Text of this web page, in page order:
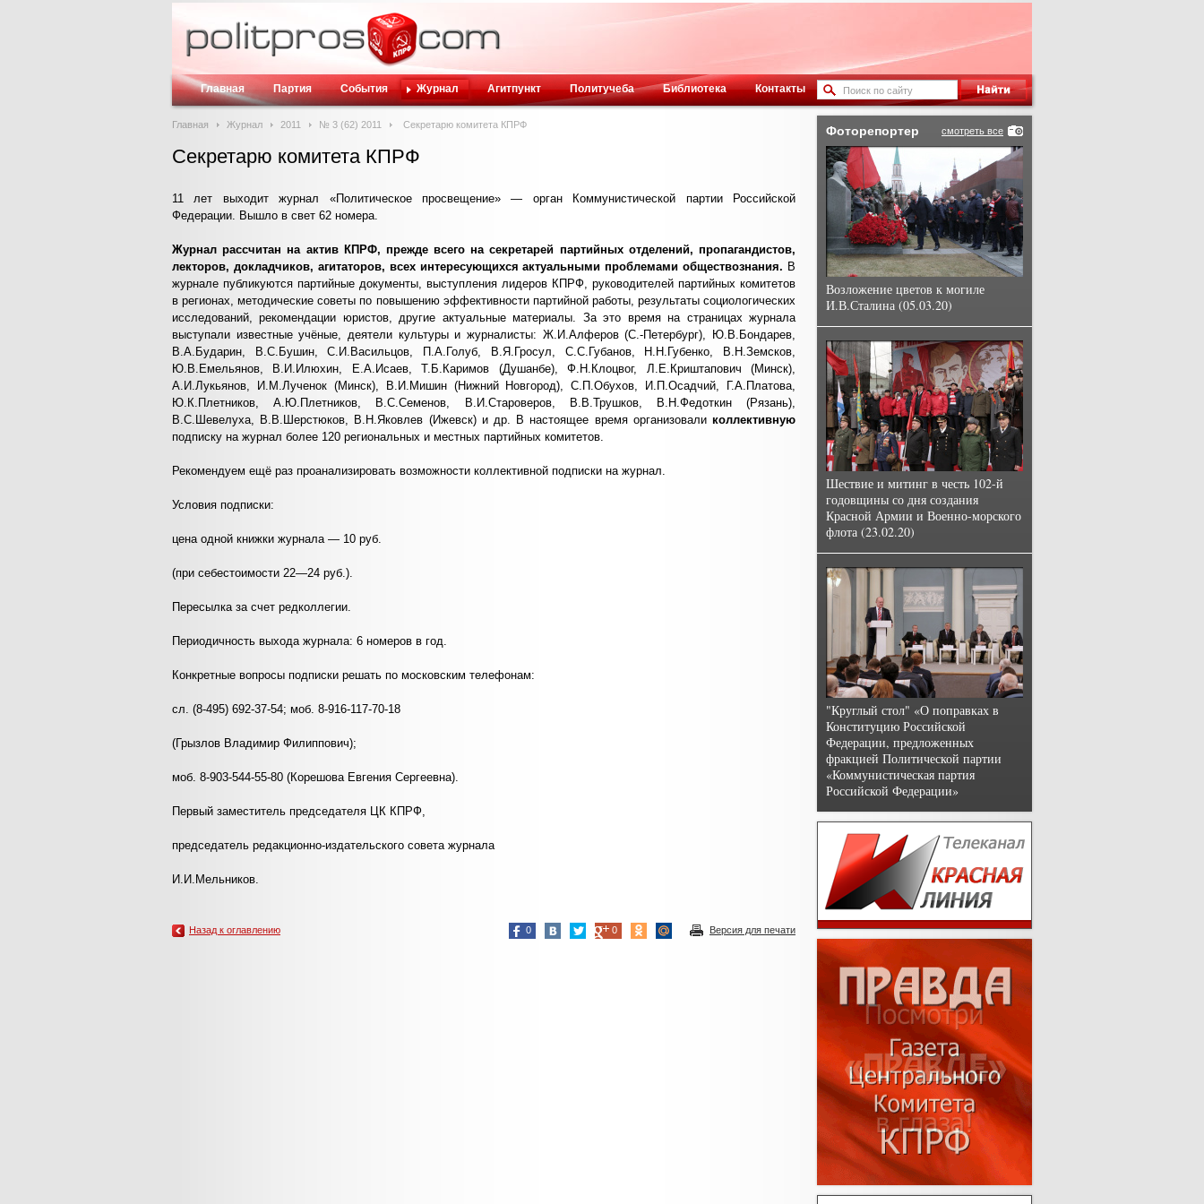
Главная Партия События Журнал Агитпункт Политучеба Библиотека Контакты
Главная Журнал 2011 № 3 (62) 2011 Секретарю комитета КПРФ
Секретарю комитета КПРФ
11 лет выходит журнал «Политическое просвещение» — орган Коммунистической партии Российской
Федерации. Вышло в свет 62 номера.
Журнал рассчитан на актив КПРФ, прежде всего на секретарей партийных отделений, пропагандистов,
лекторов, докладчиков, агитаторов, всех интересующихся актуальными проблемами обществознания. В
журнале публикуются партийные документы, выступления лидеров КПРФ, руководителей партийных комитетов
в регионах, методические советы по повышению эффективности партийной работы, результаты социологических
исследований, рекомендации юристов, другие актуальные материалы. За это время на страницах журнала
выступали известные учёные, деятели культуры и журналисты: Ж.И.Алферов (С.-Петербург), Ю.В.Бондарев,
В.А.Бударин, В.С.Бушин, С.И.Васильцов, П.А.Голуб, В.Я.Гросул, С.С.Губанов, Н.Н.Губенко, В.Н.Земсков,
Ю.В.Емельянов, В.И.Илюхин, Е.А.Исаев, Т.Б.Каримов (Душанбе), Ф.Н.Клоцвог, Л.Е.Криштапович (Минск),
А.И.Лукьянов, И.М.Лученок (Минск), В.И.Мишин (Нижний Новгород), С.П.Обухов, И.П.Осадчий, Г.А.Платова,
Ю.К.Плетников, А.Ю.Плетников, В.С.Семенов, В.И.Староверов, В.В.Трушков, В.Н.Федоткин (Рязань),
В.С.Шевелуха, В.В.Шерстюков, В.Н.Яковлев (Ижевск) и др. В настоящее время организовали коллективную
подписку на журнал более 120 региональных и местных партийных комитетов.
Рекомендуем ещё раз проанализировать возможности коллективной подписки на журнал.
Условия подписки:
цена одной книжки журнала — 10 руб.
(при себестоимости 22—24 руб.).
Пересылка за счет редколлегии.
Периодичность выхода журнала: 6 номеров в год.
Конкретные вопросы подписки решать по московским телефонам:
сл. (8-495) 692-37-54; моб. 8-916-117-70-18
(Грызлов Владимир Филиппович);
моб. 8-903-544-55-80 (Корешова Евгения Сергеевна).
Первый заместитель председателя ЦК КПРФ,
председатель редакционно-издательского совета журнала
И.И.Мельников.
Версия для печати
0 0
Назад к оглавлению
смотреть все
Фоторепортер
Возложение цветов к могиле
И.В.Сталина (05.03.20)
Шествие и митинг в честь 102-й
годовщины со дня создания
Красной Армии и Военно-морского
флота (23.02.20)
"Круглый стол" «О поправках в
Конституцию Российской
Федерации, предложенных
фракцией Политической партии
«Коммунистическая партия
Российской Федерации»